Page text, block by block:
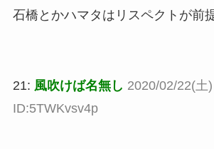
石橋とかハマタはリスペクトが前
21: 風吹けば名無し 2020/02/22(土
ID:5TWKvsv4p